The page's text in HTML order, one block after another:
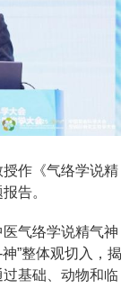
作《气络学说精
告。
气络学说精气神
”整体观切入，揭
基础、动物和临